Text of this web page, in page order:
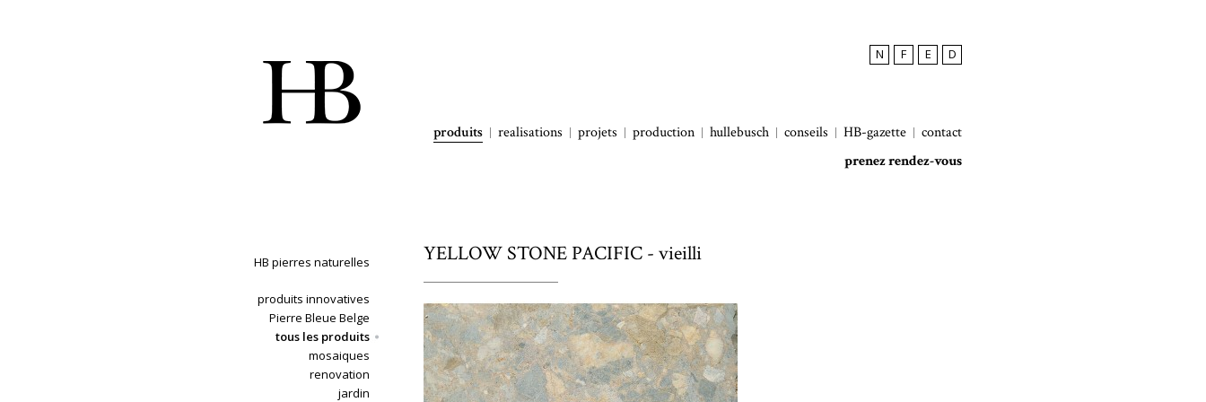
N F E D
produits realisations projets production hullebusch conseils HB-gazette
contact
prenez rendez-vous
HB pierres naturelles
produits innovatives
Pierre Bleue Belge
tous les produits
mosaiques
renovation
jardin
YELLOW STONE PACIFIC - vieilli